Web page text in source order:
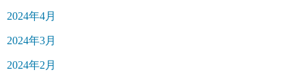
2024年4月
2024年3月
2024年2月